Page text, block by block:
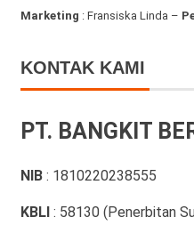
Marketing : Fransiska Linda –
KONTAK KAMI
PT. BANGKIT
NIB : 1810220238555
KBLI : 58130 (Penerbitan